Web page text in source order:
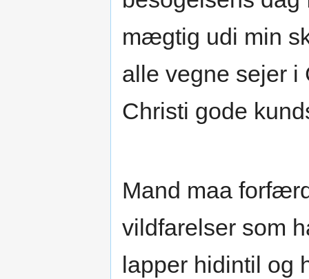
mægtig udi min
alle vegne sejer i
Christi gode
Mand maa
vildfarelser som
lapper hidintil og